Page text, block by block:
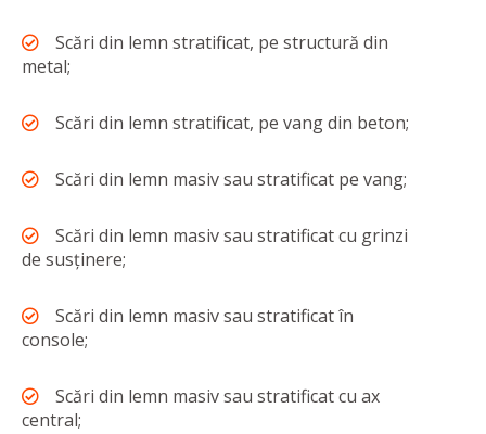
Scări din lemn stratificat, pe structură din
metal;
Scări din lemn stratificat, pe vang din beton;
Scări din lemn masiv sau stratificat pe vang;
Scări din lemn masiv sau stratificat cu grinzi
de susținere;
Scări din lemn masiv sau stratificat în
console;
Scări din lemn masiv sau stratificat cu ax
central;